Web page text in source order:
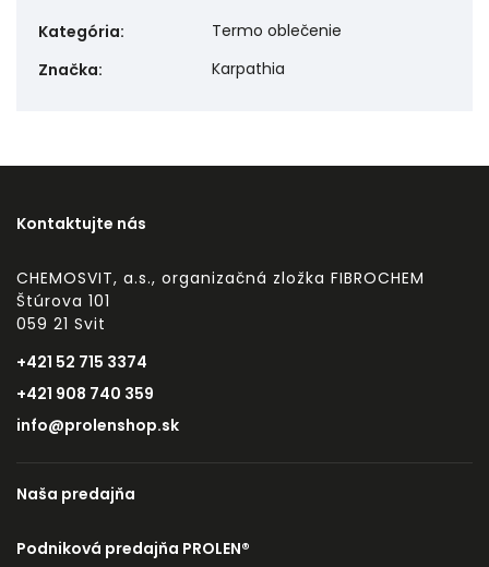
Kategória:
Termo oblečenie
Značka: Karpathia
Kontaktujte nás
CHEMOSVIT, a.s., organizačná zložka FIBROCHEM
Štúrova 101
059 21 Svit
+421 52 715 3374
+421 908 740 359
info@prolenshop.sk
Naša predajňa
Podniková predajňa PROLEN®